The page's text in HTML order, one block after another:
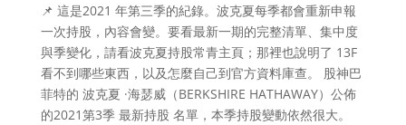
📌 這是2021 年第三季的紀錄。波克夏每季都會重新申報
一次持股，內容會變。要看最新一期的完整清單、集中度
與季變化，請看波克夏持股常青主頁；那裡也說明了 13F
看不到哪些東西，以及怎麼自己到官方資料庫查。 股神巴
菲特的 波克夏 ·海瑟威（BERKSHIRE HATHAWAY）公佈
的2021第3季 最新持股 名單，本季持股變動依然很大。